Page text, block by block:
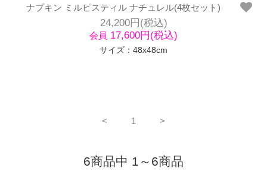
ナプキン ミルピスティル ナチュレル(4枚セット)
24,200円(税込)
会員 17,600円(税込)
サイズ：48x48cm
< 1 >
6商品中 1～6商品